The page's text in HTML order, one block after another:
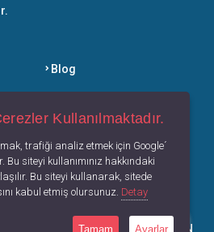
Blog
Satış Noktaları
Su Üstünde Kitabı
Çözüm Ortaklarımız
Cad. No:77/CC Kuşadası / AYDIN
Kullanılmaktadır.
trafiği analiz etmek için Google´
Bu siteyi kullanımınız hakkındaki
Bu siteyi kullanarak, sitede
kabul etmiş olursunuz. Detay
Tamam Ayarlar